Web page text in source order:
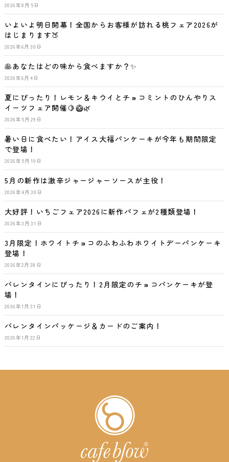
2026年8月5日
いよいよ明日開幕！全国からお客様が訪れる桃フェア2026が
はじまります🍑
2026年6月30日
🥞あなたはどの味から食べますか？✨
2026年6月4日
夏にぴったり！レモン＆キウイとチョコミントのひんやりス
イーツフェア開催🍋🥝🌿
2026年5月29日
暑い日に食べたい！アイス大福パンケーキが今年も期間限定
で登場！
2026年5月19日
5月の新作は激辛ジャージャーソースが主役！
2026年4月30日
大好評！いちごフェア2026に新作パフェが2種類登場！
2026年3月31日
3月限定！ホワイトチョコのふわふわホワイトデーパンケーキ
登場！
2026年2月28日
バレンタインにぴったり！2月限定のチョコパンケーキが登
場！
2026年1月31日
バレンタインパッケージ＆カードのご案内！
2026年1月22日